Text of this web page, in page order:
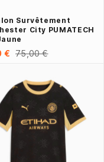
Survêtement
City PUMATECH
€ 75,00 €